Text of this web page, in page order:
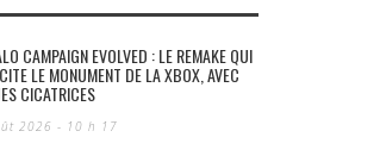
CAMPAIGN EVOLVED : LE REMAKE QUI
LE MONUMENT DE LA XBOX, AVEC
CICATRICES
2026 - 10 h 17